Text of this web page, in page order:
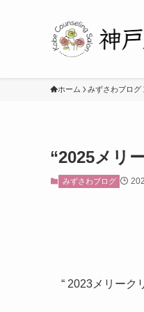
ホーム みずさわブログ
“2025メリ
みずさわブログ
“ 2023メリーク